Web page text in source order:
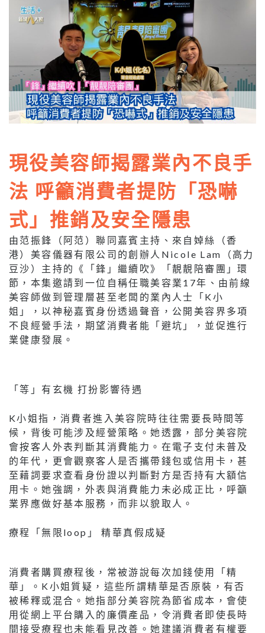
現役美容師揭露業內不良手
法 呼籲消費者提防「恐嚇
式」推銷及安全隱患
由范振鋒（阿范）聯同嘉賓主持、來自婥絲（香
港）美容儀器有限公司的創辦人Nicole Lam（高力
豆沙）主持的《「鋒」繼續吹》「靚靚陪審團」環
節，本集邀請到一位自稱任職美容業17年、由前線
美容師做到管理層甚至老闆的業內人士「K小
姐」，以神秘嘉賓身份透過聲音，公開美容界多項
不良經營手法，期望消費者能「避坑」，並促進行
業健康發展。
「等」有玄機 打扮影響待遇
K小姐指，消費者進入美容院時往往需要長時間等
候，背後可能涉及經營策略。她透露，部分美容院
會按客人外表判斷其消費能力。在電子支付未普及
的年代，更會觀察客人是否攜帶錢包或信用卡，甚
至藉詞要求查看身份證以判斷對方是否持有大額信
用卡。她強調，外表與消費能力未必成正比，呼籲
業界應做好基本服務，而非以貌取人。
療程「無限loop」 精華真假成疑
消費者購買療程後，常被游說每次加錢使用「精
華」。K小姐質疑，這些所謂精華是否原裝，有否
被稀釋或混合。她指部分美容院為節省成本，會使
用從網上平台購入的廉價產品，令消費者即使長時
間接受療程也未能看見改善。她建議消費者有權要